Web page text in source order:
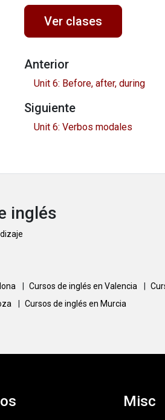
Ver clases
Anterior
Unit 6: Before, after, during
Siguiente
Unit 6: Verbos modales
inglés
Cursos de inglés en Valencia
Cursos de inglés en Murcia
Misc